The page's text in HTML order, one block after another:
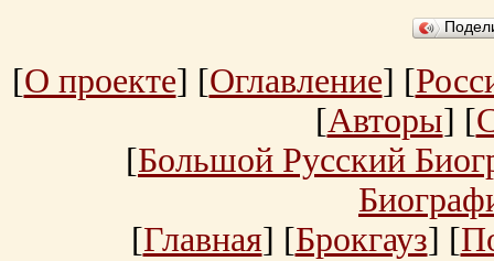
[О проекте] [Оглавление] [
[Авторы] [
[Большой Русский
[Главная] [Брокгауз] [